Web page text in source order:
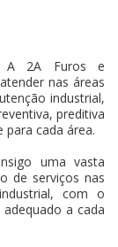
2A Furos e
nas áreas
industrial,
preditiva
cada área.
uma vasta
de serviços nas
com o
a cada